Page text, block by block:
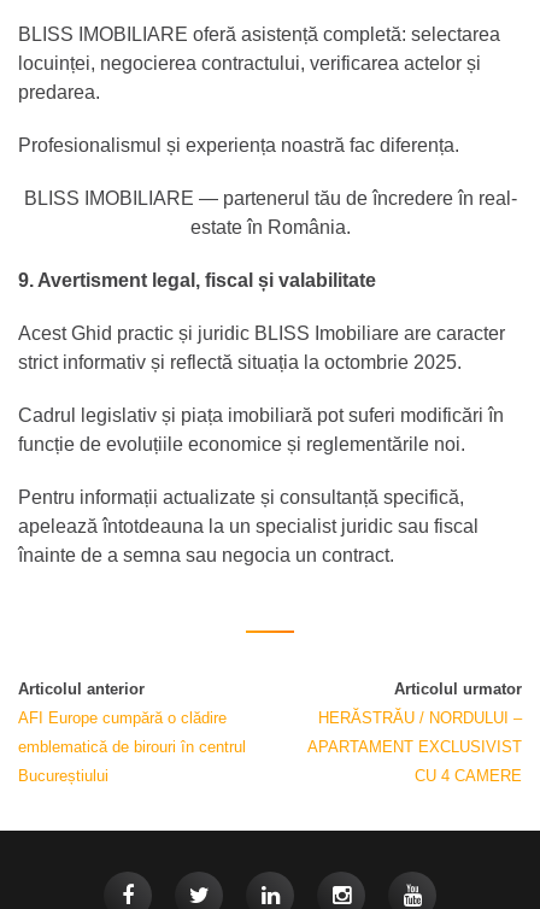
BLISS IMOBILIARE oferă asistență completă: selectarea
locuinței, negocierea contractului, verificarea actelor și
predarea.
Profesionalismul și experiența noastră fac diferența.
BLISS IMOBILIARE — partenerul tău de încredere în real-
estate în România.
9. Avertisment legal, fiscal și valabilitate
Acest Ghid practic și juridic BLISS Imobiliare are caracter
strict informativ și reflectă situația la octombrie 2025.
Cadrul legislativ și piața imobiliară pot suferi modificări în
funcție de evoluțiile economice și reglementările noi.
Pentru informații actualizate și consultanță specifică,
apelează întotdeauna la un specialist juridic sau fiscal
înainte de a semna sau negocia un contract.
Articolul anterior
AFI Europe cumpără o clădire
emblematică de birouri în centrul
Bucureștiului
Articolul urmator
HERĂSTRĂU / NORDULUI –
APARTAMENT EXCLUSIVIST
CU 4 CAMERE